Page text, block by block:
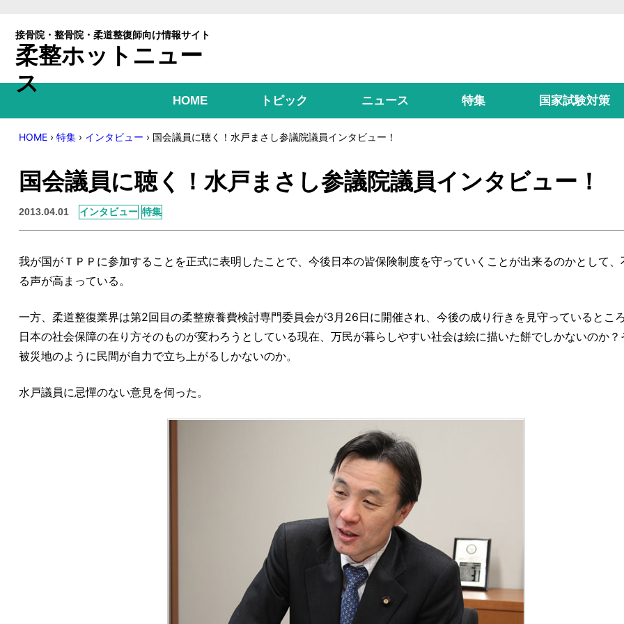
接骨院・整骨院・柔道整復師向け情報サイト
柔整ホットニュース
HOME トピック ニュース 特集 国家試験対策
HOME › 特集 › インタビュー › 国会議員に聴く！水戸まさし参議院議員インタビュー！
国会議員に聴く！水戸まさし参議院議員インタビュー！
2013.04.01 インタビュー 特集
我が国がＴＰＰに参加することを正式に表明したことで、今後日本の皆保険制度を守っていくことが出来るのかとして、
る声が高まっている。
一方、柔道整復業界は第2回目の柔整療養費検討専門委員会が3月26日に開催され、今後の成り行きを見守っているところ
日本の社会保障の在り方そのものが変わろうとしている現在、万民が暮らしやすい社会は絵に描いた餅でしかないのか？
被災地のように民間が自力で立ち上がるしかないのか。
水戸議員に忌憚のない意見を伺った。